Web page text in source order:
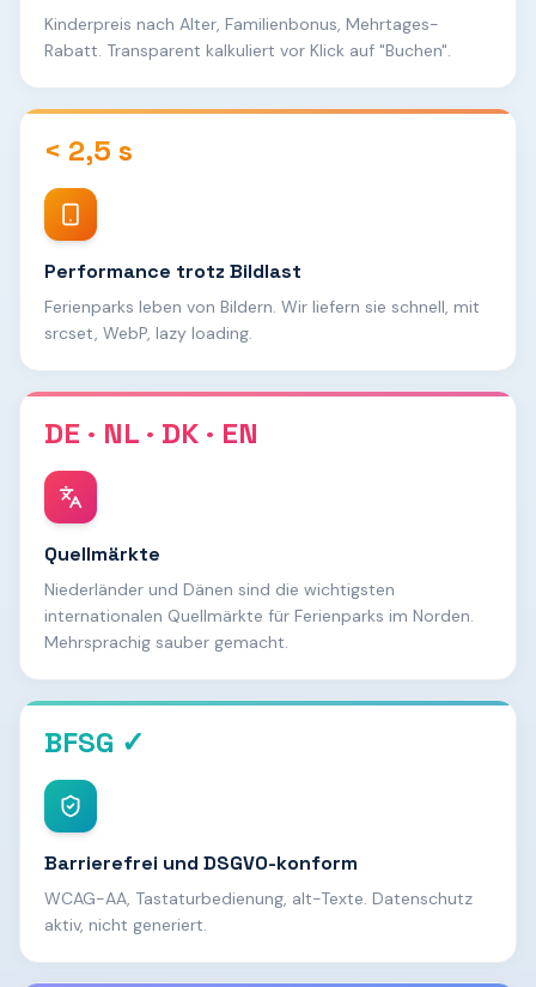
Kinderpreis nach Alter, Familienbonus, Mehrtages-
Rabatt. Transparent kalkuliert vor Klick auf "Buchen".
< 2,5 s
Performance trotz Bildlast
Ferienparks leben von Bildern. Wir liefern sie schnell, mit
srcset, WebP, lazy loading.
DE · NL · DK · EN
Quellmärkte
Niederländer und Dänen sind die wichtigsten
internationalen Quellmärkte für Ferienparks im Norden.
Mehrsprachig sauber gemacht.
BFSG ✓
Barrierefrei und DSGVO-konform
WCAG-AA, Tastaturbedienung, alt-Texte. Datenschutz
aktiv, nicht generiert.